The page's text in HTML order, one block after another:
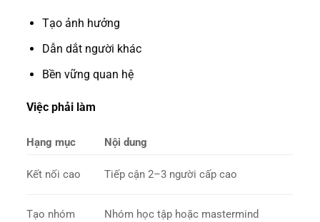
Tạo ảnh hưởng
Dẫn dắt người khác
Bền vững quan hệ
Việc phải làm
Hạng mục Nội dung
Kết nối cao Tiếp cận 2–3 người cấp cao
Tạo nhóm Nhóm học tập hoặc mastermind